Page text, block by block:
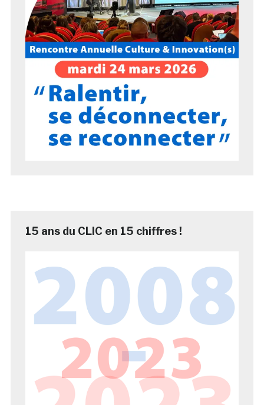
15 ans du CLIC en 15 chiffres !